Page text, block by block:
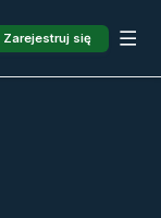
Zarejestruj się